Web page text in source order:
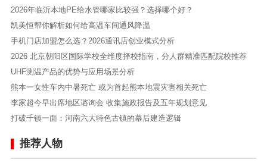
2026年临沂本地PE给水管哪家比较强？选择哪个好？
凯美恒帮你解析如何给高温车间通风降温
手机门店加盟怎么选？2026通讯店创业模式分析
2026 北京朝阳区国际学校全维度择校指南，分人群精准匹配院校推荐
UHF测温产品的优势与应用场景分析
熊本一女性车内中暑死亡 或为首起熊本地震灾害相关死亡
李家超今早出席地区谘询会 收集施政报告及五年规划意见
打破千镇一面：河南六大特色古镇的幕后建造逻辑
推荐人物